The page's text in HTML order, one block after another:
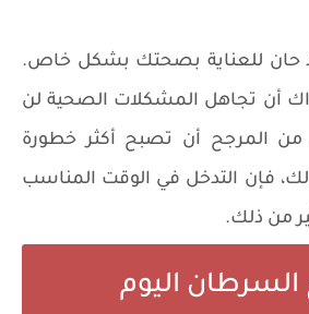
حان للعناية بصحتك بشكل خاص.
أن تجاهل المشكلات الصحية لن
من المرجح أن تصبح أكثر خطورة
فإن التدخل في الوقت المناسب
من ذلك.
السرطان اليوم